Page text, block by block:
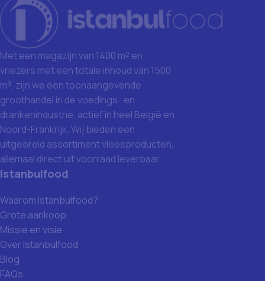
Met een magazijn van 1400 m² en
vriezers met een totale inhoud van 1500
m³, zijn we een toonaangevende
groothandel in de voedings- en
drankenindustrie, actief in heel België en
Noord-Frankrijk. Wij bieden een
uitgebreid assortiment vleesproducten,
allemaal direct uit voorraad leverbaar.
Istanbulfood
Waarom Istanbulfood?
Grote aankoop
Missie en visie
Over Istanbulfood
Blog
FAQs